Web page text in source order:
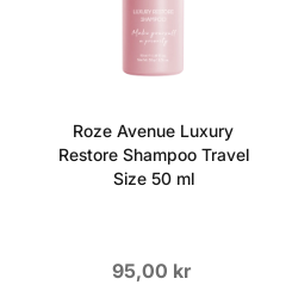
Roze Avenue Luxury
Restore Shampoo Travel
Size 50 ml
95,00 kr